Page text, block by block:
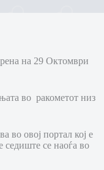
на 29 Октомври
во ракометот низ
во овој портал кој е
седиште се наоѓа во